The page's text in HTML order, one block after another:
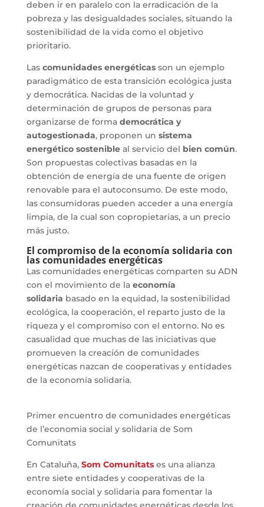
deben ir en paralelo con la erradicación de la
pobreza y las desigualdades sociales, situando la
sostenibilidad de la vida como el objetivo
prioritario.
Las comunidades energéticasson un ejemplo
paradigmático de esta transición ecológica justa
y democrática. Nacidas de la voluntad y
determinación de grupos de personas para
organizarse de forma democrática y
autogestionada, proponen un sistema
energético sostenibleal servicio del bien común.
Son propuestas colectivas basadas en la
obtención de energía de una fuente de origen
renovable para el autoconsumo. De este modo,
las consumidoras pueden acceder a una energía
limpia, de la cual son copropietarias, a un precio
más justo.
El compromiso de la economía solidaria con
las comunidades energéticas
Las comunidades energéticas comparten su ADN
con el movimiento de la economía
solidaria basado en la equidad, la sostenibilidad
ecológica, la cooperación, el reparto justo de la
riqueza y el compromiso con el entorno. No es
casualidad que muchas de las iniciativas que
promueven la creación de comunidades
energéticas nazcan de cooperativas y entidades
de la economía solidaria.
Primer encuentro de comunidades energéticas
de l’economia social y solidaria de Som
Comunitats
En Cataluña, Som Comunitatses una alianza
entre siete entidades y cooperativas de la
economía social y solidaria para fomentar la